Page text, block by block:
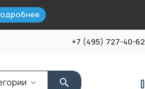
+7 (495) 727-40-62